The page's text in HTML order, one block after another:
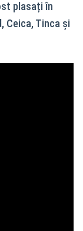
plasați în
Ceica, Tinca și